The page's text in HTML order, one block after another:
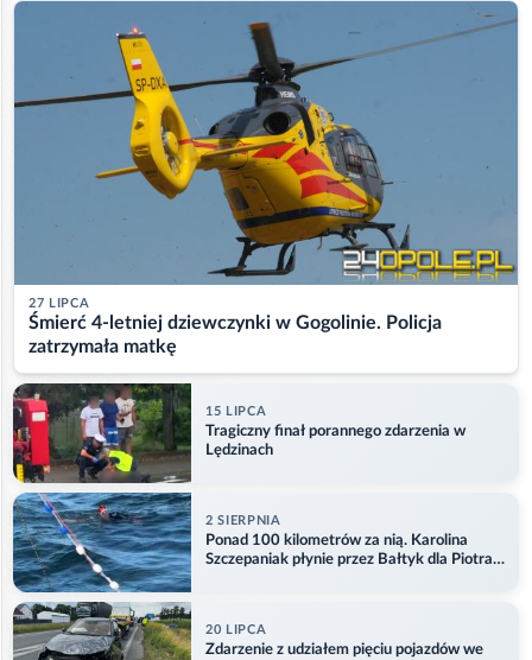
27 LIPCA
Śmierć 4-letniej dziewczynki w Gogolinie. Policja
zatrzymała matkę
15 LIPCA
Tragiczny finał porannego zdarzenia w
Lędzinach
2 SIERPNIA
Ponad 100 kilometrów za nią. Karolina
Szczepaniak płynie przez Bałtyk dla Piotra.
20 LIPCA
Zdarzenie z udziałem pięciu pojazdów we